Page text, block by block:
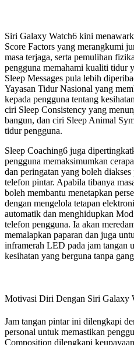
Siri Galaxy Watch6 kini
Score Factors yang merangkumi
masa terjaga, serta pemulihan
pengguna memahami kualiti tidur
Sleep Messages pula lebih
Yayasan Tidur Nasional yang
kepada pengguna tentang
ciri Sleep Consistency yang
bangun, dan ciri Sleep Animal
tidur pengguna.
Sleep Coaching6 juga
pengguna memaksimumkan
dan peringatan yang boleh
telefon pintar. Apabila tibanya
boleh membantu menetapkan
dengan mengelola tetapan
automatik dan menghidupkan
telefon pengguna. Ia akan
memalapkan paparan dan juga
inframerah LED pada jam tangan
kesihatan yang berguna tanpa
Motivasi Diri Dengan Siri Galaxy
Jam tangan pintar ini dilengkapi
personal untuk memastikan
Composition dilengkapi